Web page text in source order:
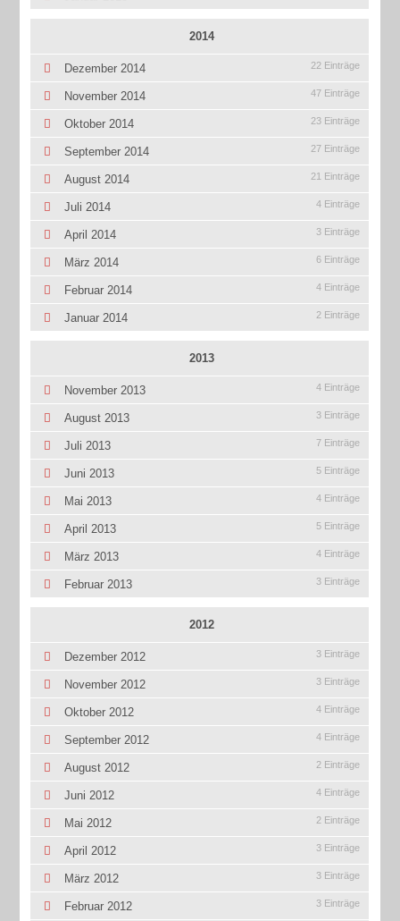
2014
Dezember 2014 22 Einträge
November 2014 47 Einträge
Oktober 2014 23 Einträge
September 2014 27 Einträge
August 2014 21 Einträge
Juli 2014 4 Einträge
April 2014 3 Einträge
März 2014 6 Einträge
Februar 2014 4 Einträge
Januar 2014 2 Einträge
2013
November 2013 4 Einträge
August 2013 3 Einträge
Juli 2013 7 Einträge
Juni 2013 5 Einträge
Mai 2013 4 Einträge
April 2013 5 Einträge
März 2013 4 Einträge
Februar 2013 3 Einträge
2012
Dezember 2012 3 Einträge
November 2012 3 Einträge
Oktober 2012 4 Einträge
September 2012 4 Einträge
August 2012 2 Einträge
Juni 2012 4 Einträge
Mai 2012 2 Einträge
April 2012 3 Einträge
März 2012 3 Einträge
Februar 2012 3 Einträge